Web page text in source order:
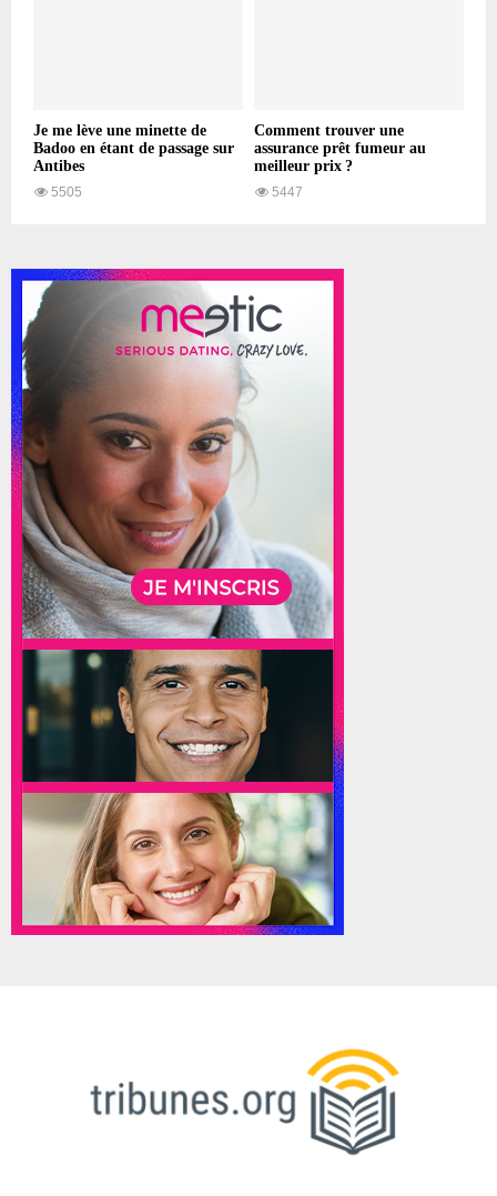
Je me lève une minette de
Badoo en étant de passage sur
Antibes
5505
Comment trouver une
assurance prêt fumeur au
meilleur prix ?
5447